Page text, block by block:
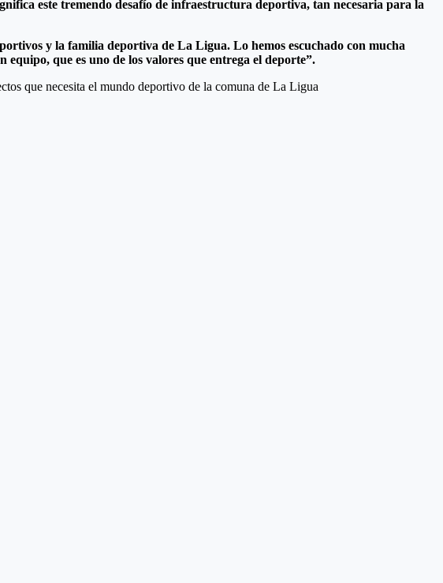
este tremendo desafío de infraestructura deportiva, tan necesaria para la
y la familia deportiva de La Ligua. Lo hemos escuchado con mucha
que es uno de los valores que entrega el deporte”.
que necesita el mundo deportivo de la comuna de La Ligua